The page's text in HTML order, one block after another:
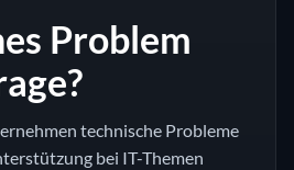
Problem
technische Probleme
bei IT-Themen